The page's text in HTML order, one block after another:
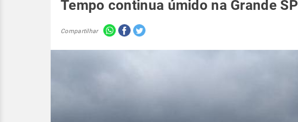
Tempo continua úmido na Grande SP
Compartilhar